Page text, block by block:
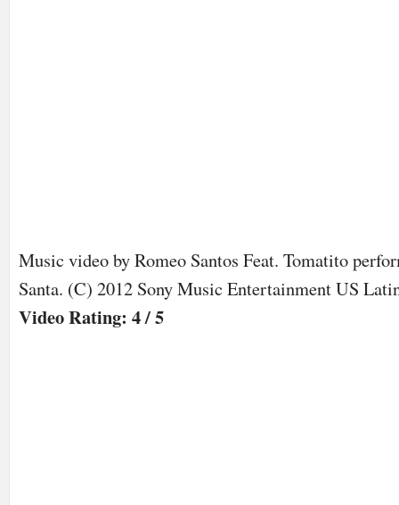
Music video by Romeo Santos Feat. Tomatito
Santa. (C) 2012 Sony Music Entertainment US
Video Rating: 4 / 5